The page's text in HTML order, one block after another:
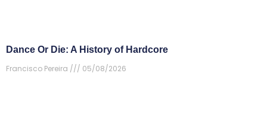
Dance Or Die: A History of Hardcore
Francisco Pereira
05/08/2026